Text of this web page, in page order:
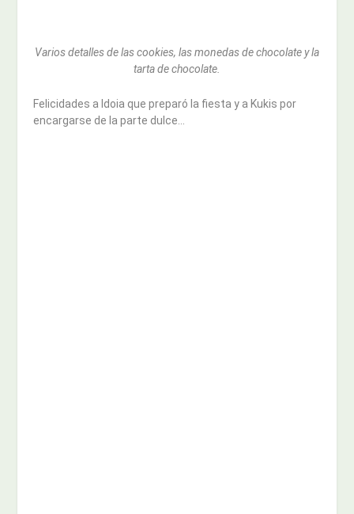
Varios detalles de las cookies, las monedas de chocolate y la
tarta de chocolate.
Felicidades a Idoia que preparó la fiesta y a Kukis por
encargarse de la parte dulce…